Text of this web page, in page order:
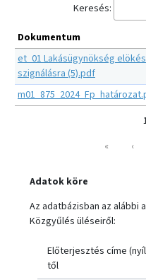
Keresés:
Dokumentum
et_01 Lakásügynökség
szignálásra (5).pdf
«
‹
Adatok köre
Az adatbázisban az alábbi
Közgyűlés üléseiről:
Előterjesztés címe
től